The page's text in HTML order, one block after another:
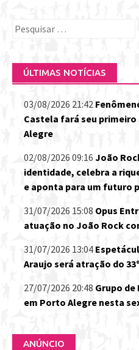
Pesquisar
ÚLTIMAS NOTÍCIAS
03/08/2026 21:42
Castela fará seu
Alegre
02/08/2026 09:16 João
identidade, celebra a
e aponta para um futuro
31/07/2026 15:08 Opus
atuação no João Rock
31/07/2026 13:04
Araujo será atração do
27/07/2026 20:48 Grupo de
em Porto Alegre nesta
ANÚNCIO